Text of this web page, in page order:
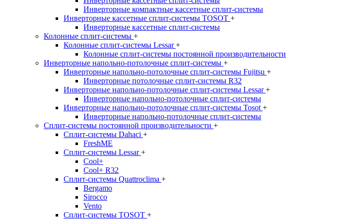
Инверторные компактные кассетные сплит-системы
Инверторные кассетные сплит-системы TOSOT +
Инверторные кассетные сплит-системы
Колонные сплит-системы +
Колонные сплит-системы Lessar+
Колонные сплит-системы постоянной производительности
Инверторные напольно-потолочные сплит-системы +
Инверторные напольно-потолочные сплит-системы Fujitsu +
Инверторные потолочные сплит-системы R32
Инверторные напольно-потолочные сплит-системы Lessar+
Инверторные напольно-потолочные сплит-системы
Инверторные напольно-потолочные сплит-системы Tosot +
Инверторные напольно-потолочные сплит-системы
Сплит-системы постоянной производительности +
Сплит-системы Dahaci +
FreshME
Сплит-системы Lessar+
Cool+
Cool+ R32
Сплит-системы Quattroclima +
Bergamo
Sirocco
Vento
Сплит-системы TOSOT +